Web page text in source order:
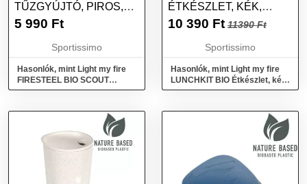
TŰZGYÚJTÓ, PIROS,
MÉRET
5 990 Ft
Sportissimo
Hasonlók, mint Light my fire
FIRESTEEL BIO SCOUT
Tűzgyújtó, piros, méret
ÉTKÉSZLET, KÉK,
MÉRET
10 390 Ft 11390 Ft
Sportissimo
Hasonlók, mint Light my fire
LUNCHKIT BIO Étkészlet, kék,
méret